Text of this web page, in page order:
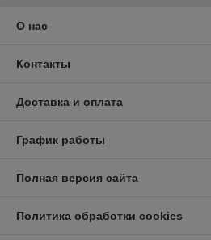
О нас
Контакты
Доставка и оплата
График работы
Полная версия сайта
Политика обработки cookies